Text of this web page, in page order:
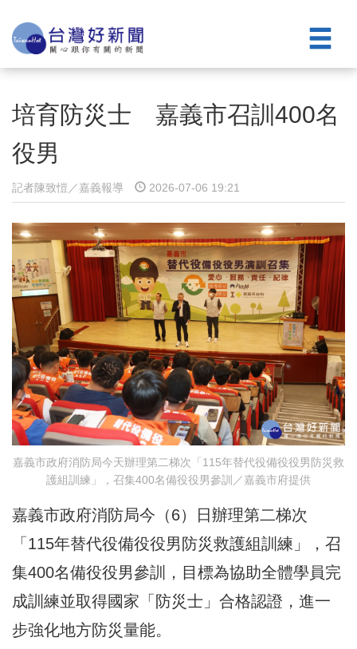
培育防災士 嘉義市召訓400名
役男
記者陳致愷／嘉義報導 2026-07-06 19:21
嘉義市政府消防局今天辦理第二梯次「115年替代役備役役男防災救
護組訓練」，召集400名備役役男參訓／嘉義市府提供
嘉義市政府消防局今（6）日辦理第二梯次
「115年替代役備役役男防災救護組訓練」，召
集400名備役役男參訓，目標為協助全體學員完
成訓練並取得國家「防災士」合格認證，進一
步強化地方防災量能。